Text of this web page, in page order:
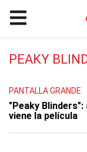
PEAKY
PANTALLA GRANDE
"Peaky Blinders":
viene la película